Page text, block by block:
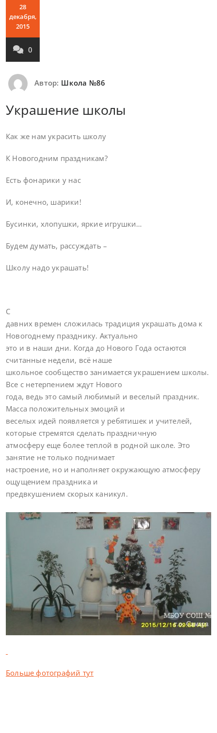
28
декабря,
2015
0
Автор: Школа №86
Украшение школы
Как же нам украсить школу
К Новогодним праздникам?
Есть фонарики у нас
И, конечно, шарики!
Бусинки, хлопушки, яркие игрушки…
Будем думать, рассуждать –
Школу надо украшать!
С
давних времен сложилась традиция украшать дома к
Новогоднему празднику. Актуально
это и в наши дни. Когда до Нового Года остаются
считанные недели, всё наше
школьное сообщество занимается украшением школы.
Все с нетерпением ждут Нового
года, ведь это самый любимый и веселый праздник.
Масса положительных эмоций и
веселых идей появляется у ребятишек и учителей,
которые стремятся сделать праздничную
атмосферу еще более теплой в родной школе. Это
занятие не только поднимает
настроение, но и наполняет окружающую атмосферу
ощущением праздника и
предвкушением скорых каникул.
Больше фотографий тут